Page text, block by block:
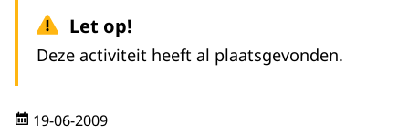
Let op!
Deze activiteit heeft al plaatsgevonden.
19-06-2009